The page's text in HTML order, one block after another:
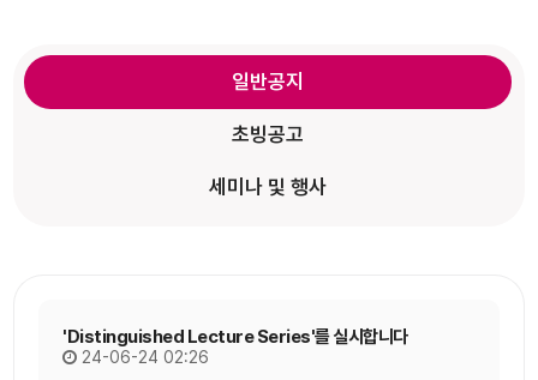
일반공지
초빙공고
세미나 및 행사
'Distinguished Lecture Series'를 실시합니다
24-06-24 02:26